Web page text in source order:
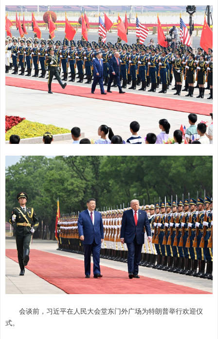
会谈前，习近平在人民大会堂东门外广场为特朗普举行欢迎仪
式。